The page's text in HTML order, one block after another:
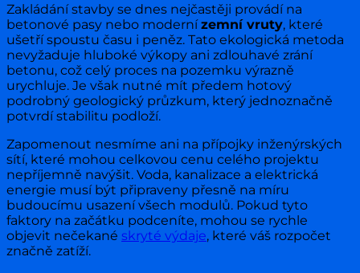
Zakládání stavby se dnes nejčastěji provádí na
betonové pasy nebo modernízemní vruty, které
ušetří spoustu času i peněz. Tato ekologická metoda
nevyžaduje hluboké výkopy ani zdlouhavé zrání
betonu, což celý proces na pozemku výrazně
urychluje. Je však nutné mít předem hotový
podrobný geologický průzkum, který jednoznačně
potvrdí stabilitu podloží.
Zapomenout nesmíme ani na přípojky inženýrských
sítí, které mohou celkovou cenu celého projektu
nepříjemně navýšit. Voda, kanalizace a elektrická
energie musí být připraveny přesně na míru
budoucímu usazení všech modulů. Pokud tyto
faktory na začátku podceníte, mohou se rychle
objevit nečekané skryté výdaje, které váš rozpočet
značně zatíží.